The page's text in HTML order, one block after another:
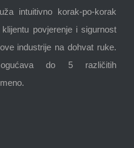
intuitivno korak-po-korak
povjerenje i sigurnost
industrije na dohvat ruke.
do 5 različitih